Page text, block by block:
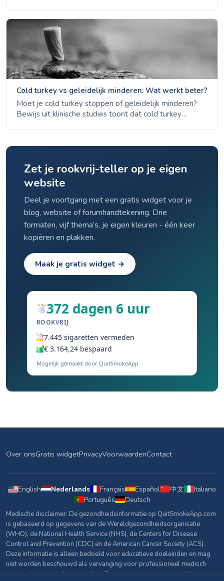
slagen na meerdere pogingen.
Cold turkey vs geleidelijk minderen: Wat werkt beter?
Moet je cold turkey stoppen of geleidelijk minderen?
Bewijs uit klinische studies toont dat cold turkey
Zet je rookvrij-teller op je eigen
website
Deel je voortgang met een gratis widget voor je
blog, website of forumhandtekening. Drie
formaten, vijf thema’s, je eigen kleuren - één keer
kopiëren en plakken.
Maak je gratis widget →
372 dagen 6 uur
ROOKVRIJ
7.445 sigaretten vermeden
€ 3.164,24 bespaard
Mogelijk gemaakt door QuitSmokeApp
Over onsGratis widgetPrivacyVoorwaardenContact
English Nederlands Français Español 中文
Italiano
Português
Deutsch
Medische disclaimer: De gezondheidsinformatie op QuitSmokeApp.com
is gebaseerd op gegevens van de Wereldgezondheidsorganisatie
(WHO), de National Health Service (NHS), de Centers for Disease
Control and Prevention (CDC) en de American Cancer Society (ACS).
Deze informatie is alleen bedoeld voor educatieve doeleinden en mag
niet worden beschouwd als vervanging voor professioneel medisch
advies, diagnose of behandeling. Raadpleeg altijd een gekwalificeerde